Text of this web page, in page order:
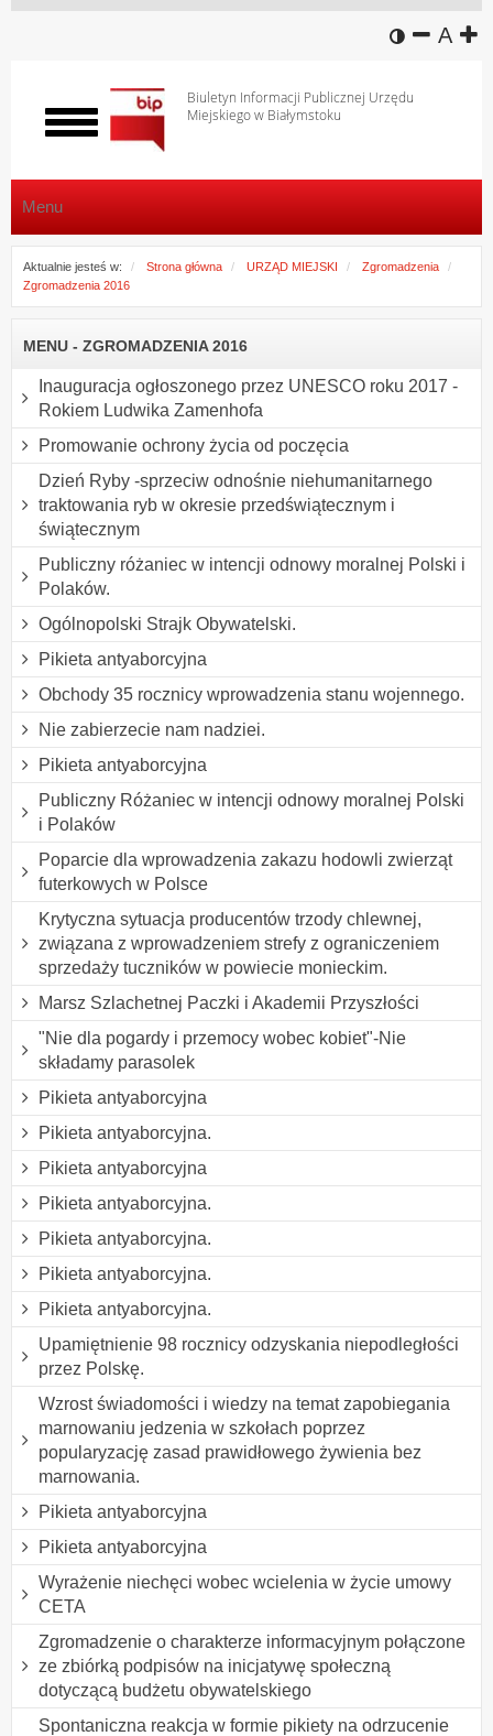
wersja
A
Biuletyn Informacji Publicznej Urzędu
Miejskiego w Białymstoku
Włącz
menu
Menu
Aktualnie jesteś w: Strona główna URZĄD MIEJSKI
Zgromadzenia
Zgromadzenia 2016
MENU - ZGROMADZENIA 2016
Inauguracja ogłoszonego przez UNESCO roku 2017 -
Rokiem Ludwika Zamenhofa
Promowanie ochrony życia od poczęcia
Dzień Ryby -sprzeciw odnośnie niehumanitarnego
traktowania ryb w okresie przedświątecznym i
świątecznym
Publiczny różaniec w intencji odnowy moralnej Polski i
Polaków.
Ogólnopolski Strajk Obywatelski.
Pikieta antyaborcyjna
Obchody 35 rocznicy wprowadzenia stanu wojennego.
Nie zabierzecie nam nadziei.
Pikieta antyaborcyjna
Publiczny Różaniec w intencji odnowy moralnej Polski
i Polaków
Poparcie dla wprowadzenia zakazu hodowli zwierząt
futerkowych w Polsce
Krytyczna sytuacja producentów trzody chlewnej,
związana z wprowadzeniem strefy z ograniczeniem
sprzedaży tuczników w powiecie monieckim.
Marsz Szlachetnej Paczki i Akademii Przyszłości
"Nie dla pogardy i przemocy wobec kobiet"-Nie
składamy parasolek
Pikieta antyaborcyjna
Pikieta antyaborcyjna.
Pikieta antyaborcyjna
Pikieta antyaborcyjna.
Pikieta antyaborcyjna.
Pikieta antyaborcyjna.
Pikieta antyaborcyjna.
Upamiętnienie 98 rocznicy odzyskania niepodległości
przez Polskę.
Wzrost świadomości i wiedzy na temat zapobiegania
marnowaniu jedzenia w szkołach poprzez
popularyzację zasad prawidłowego żywienia bez
marnowania.
Pikieta antyaborcyjna
Pikieta antyaborcyjna
Wyrażenie niechęci wobec wcielenia w życie umowy
CETA
Zgromadzenie o charakterze informacyjnym połączone
ze zbiórką podpisów na inicjatywę społeczną
dotyczącą budżetu obywatelskiego
Spontaniczna reakcja w formie pikiety na odrzucenie